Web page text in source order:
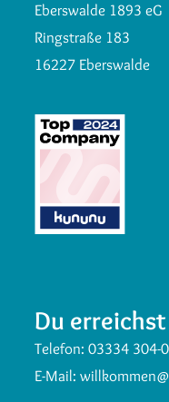
Eberswalde 1893 eG
Ringstraße 183
16227 Eberswalde
Du
Telefon:03334 304-0
E-Mail: